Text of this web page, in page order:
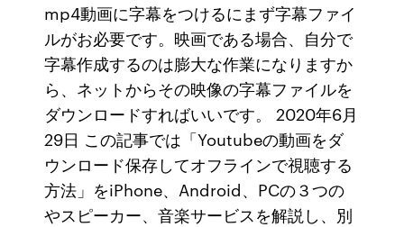
mp4動画に字幕をつけるにまず字幕ファイ
ルがお必要です。映画である場合、自分で
字幕作成するのは膨大な作業になりますか
ら、ネットからその映像の字幕ファイルを
ダウンロードすればいいです。 2020年6月
29日 この記事では「Youtubeの動画をダ
ウンロード保存してオフラインで視聴する
方法」をiPhone、Android、PCの３つの
やスピーカー、音楽サービスを解説し、別